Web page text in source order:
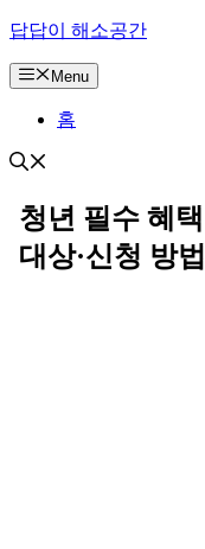
컨
츠
너
기
답답이 해소공간
Menu
홈
청년 필수 혜
대상·신청 방